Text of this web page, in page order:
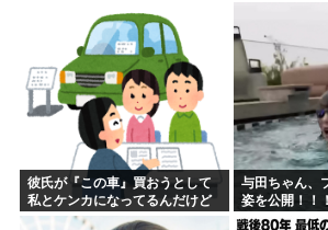
ｗｗｗ❤
彼氏が『この車』買おうとして
私とケンカになってるんだけど
ｗｗｗｗｗｗ
与田ちゃん、
姿を公開！！